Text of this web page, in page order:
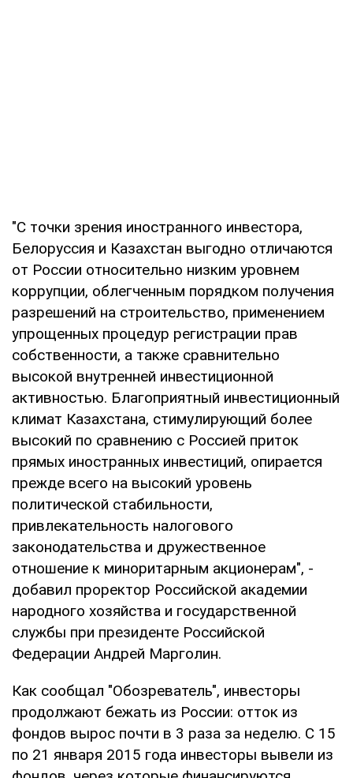
"С точки зрения иностранного инвестора,
Белоруссия и Казахстан выгодно отличаются
от России относительно низким уровнем
коррупции, облегченным порядком получения
разрешений на строительство, применением
упрощенных процедур регистрации прав
собственности, а также сравнительно
высокой внутренней инвестиционной
активностью. Благоприятный инвестиционный
климат Казахстана, стимулирующий более
высокий по сравнению с Россией приток
прямых иностранных инвестиций, опирается
прежде всего на высокий уровень
политической стабильности,
привлекательность налогового
законодательства и дружественное
отношение к миноритарным акционерам", -
добавил проректор Российской академии
народного хозяйства и государственной
службы при президенте Российской
Федерации Андрей Марголин.
Как сообщал "Обозреватель", инвесторы
продолжают бежать из России: отток из
фондов вырос почти в 3 раза за неделю. С 15
по 21 января 2015 года инвесторы вывели из